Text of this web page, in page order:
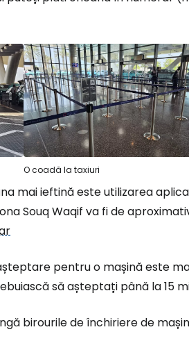
O coadă la taxiuri
mai ieftină este utilizarea
Souq Waqif va fi de
pentru o mașină este
să așteptați până la 15
birourile de închiriere de